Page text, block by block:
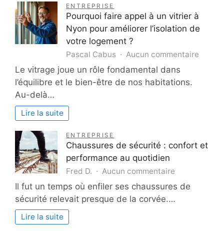
François
Charpenet
ENTREPRISE
Pourquoi faire appel à un vitrier à
Nyon pour améliorer l’isolation de
votre logement ?
Pascal Cabus Aucun commentaire
Nyon
Le vitrage joue un rôle fondamental dans
l’équilibre et le bien-être de nos habitations.
Au-delà…
Lire la suite
ENTREPRISE
Chaussures de sécurité : confort et
performance au quotidien
Fred D. Aucun commentaire
Chaussures
de
sécurité
Il fut un temps où enfiler ses chaussures de
sécurité relevait presque de la corvée.…
Lire la suite